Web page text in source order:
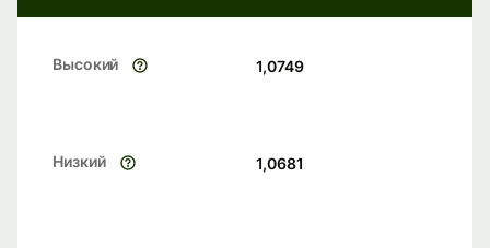
Высокий 1,0749
Низкий 1,0681